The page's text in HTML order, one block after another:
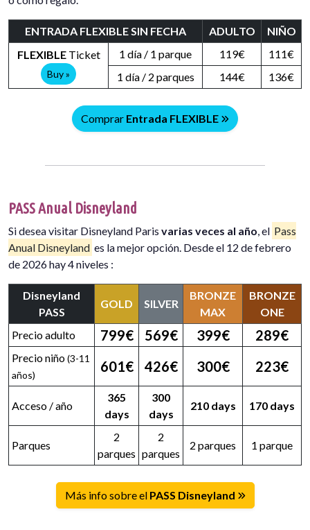
ENTRADA FLEXIBLE SIN FECHA ADULTO
NIÑO
FLEXIBLETicket
Buy »
1 día / 1 parque 119€
111€
1 día / 2 parques
144€ 136€
Comprar Entrada FLEXIBLE
PASS Anual Disneyland
Si desea visitar Disneyland Paris varias veces al año, el Pass
Anual Disneyland es la mejor opción. Desde el 12 de febrero
de 2026 hay 4 niveles :
Disneyland
PASS
GOLD SILVER
BRONZE
MAX
BRONZE
ONE
Precio adulto
799€ 569€ 399€ 289€
Precio niño(3-11
años)
601€ 426€ 300€ 223€
Acceso / año
365
days
300
days
210 days 170 days
Parques
2
parques
2
parques
2 parques 1 parque
Más info sobre el PASS Disneyland